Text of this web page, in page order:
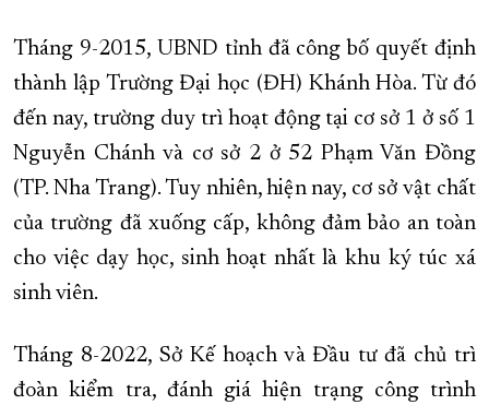
Tháng 9-2015, UBND tỉnh đã công bố quyết định
thành lập Trường Đại học (ĐH) Khánh Hòa. Từ đó
đến nay, trường duy trì hoạt động tại cơ sở 1 ở số 1
Nguyễn Chánh và cơ sở 2 ở 52 Phạm Văn Đồng
(TP. Nha Trang). Tuy nhiên, hiện nay, cơ sở vật chất
của trường đã xuống cấp, không đảm bảo an toàn
cho việc dạy học, sinh hoạt nhất là khu ký túc xá
sinh viên.
Tháng 8-2022, Sở Kế hoạch và Đầu tư đã chủ trì
đoàn kiểm tra, đánh giá hiện trạng công trình